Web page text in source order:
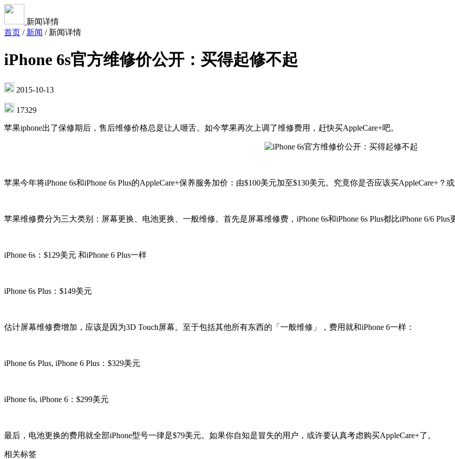
新闻详情
首页 / 新闻 / 新闻详情
iPhone 6s官方维修价公开：买得起修不起
2015-10-13
17329
苹果iphone出了保修期后，售后维修价格总是让人咂舌。如今苹果再次上调了维修费用，赶快买AppleCare+吧。
苹果今年将iPhone 6s和iPhone 6s Plus的AppleCare+保养服务加价：由$100美元加至$130美元。究竟你是否应该买AppleCare+
苹果维修费分为三大类别：屏幕更换、电池更换、一般维修。首先是屏幕维修费，iPhone 6s和iPhone 6s Plus都比iPhone 6/6 Plus
iPhone 6s：$129美元 和iPhone 6 Plus一样
iPhone 6s Plus：$149美元
估计屏幕维修费增加，应该是因为3D Touch屏幕。至于包括其他所有东西的「一般维修」，费用就和iPhone 6一样：
iPhone 6s Plus, iPhone 6 Plus：$329美元
iPhone 6s, iPhone 6：$299美元
最后，电池更换的费用就全部iPhone型号一律是$79美元。如果你自知是冒失的用户，或许要认真考虑购买AppleCare+了。
相关标签